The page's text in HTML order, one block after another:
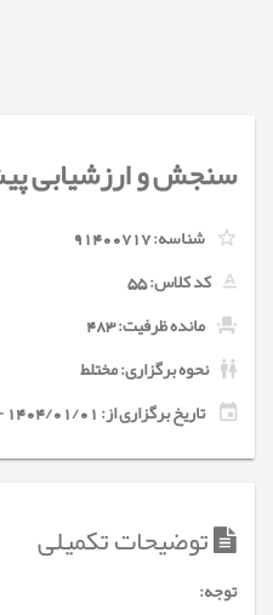
سنجش و ارزشیابی
شناسه:91400717
کد کلاس:55
مانده ظرفیت: 483
نحوه برگزاری: مختلط
تاریخ برگزاری از: 1404/01/01 - 1404/12/29
توضیحات تکمیلی
توجه: